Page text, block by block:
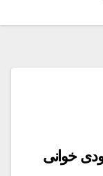
خوانی